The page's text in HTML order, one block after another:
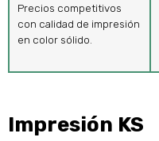
Precios competitivos
con calidad de impresión
en color sólido.
Impresión KS